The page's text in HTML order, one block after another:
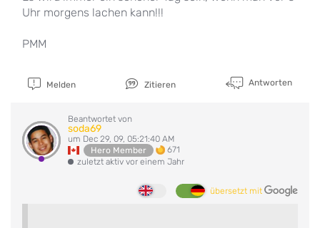
Uhr morgens lachen kann!!!
PMM
Melden Zitieren Antworten
Beantwortet von
soda69
um Dec 29, 09, 05:21:40 AM
Hero Member
671
zuletzt aktiv vor einem Jahr
übersetzt mit